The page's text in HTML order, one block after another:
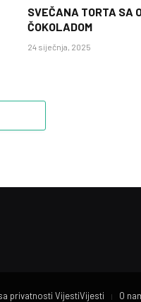
SVEČANA TORTA SA
ČOKOLADOM
24 siječnja, 2025
privatnosti VijestiVijesti O